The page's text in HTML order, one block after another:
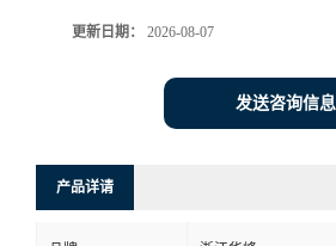
更新日期： 2026-08-07
发送咨询信息
产品详请